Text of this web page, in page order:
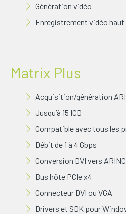
Génération vidéo
Enregistrement vidéo
Matrix Plus
Acquisition/génération
Jusqu’à 15 ICD
Compatible avec tous les
Débit de 1 à 4 Gbps
Conversion DVI vers ARINC
Bus hôte PCIe x4
Connecteur DVI ou VGA
Drivers et SDK pour